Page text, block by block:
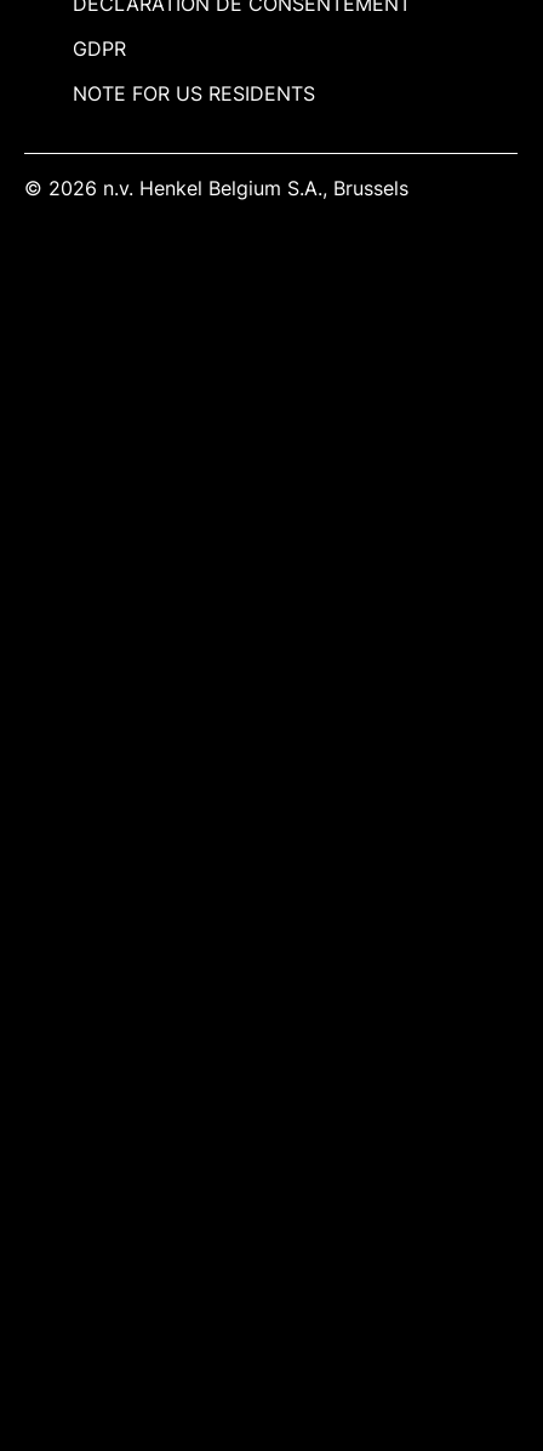
GDPR
NOTE FOR US RESIDENTS
© 2026 n.v. Henkel Belgium S.A., Brussels